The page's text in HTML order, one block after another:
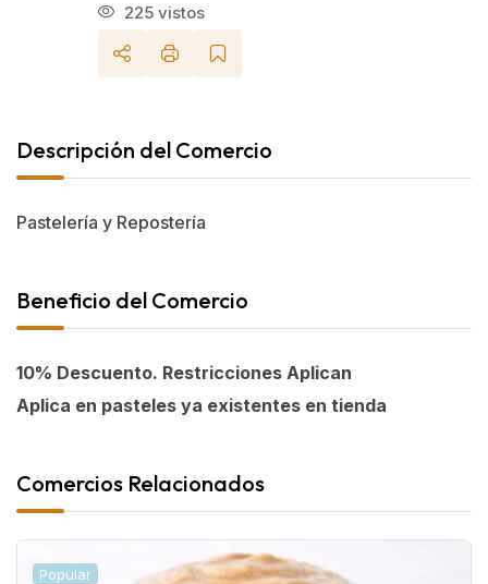
225 vistos
Descripción del Comercio
Pastelería y Repostería
Beneficio del Comercio
10% Descuento. Restricciones Aplican
Aplica en pasteles ya existentes en tienda
Comercios Relacionados
Popular